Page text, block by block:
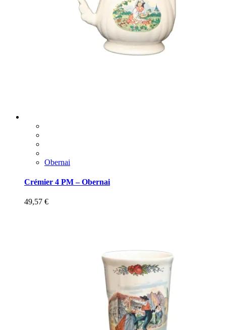
Obernai
Crémier 4 PM – Obernai
49,57 €